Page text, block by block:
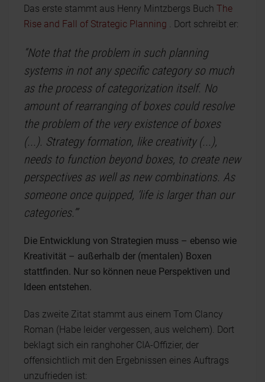
Das erste stammt aus Henry Mintzbergs Buch The
Rise and Fall of Strategic Planning . Dort schreibt er:
“Note that the problem in such planning
systems in not any specific category so much
as the process of categorization itself. No
amount of rearranging of boxes could resolve
the problem of the very existence of boxes
(...). Strategy formation, like creativity (...),
needs to function beyond boxes, to create new
perspectives as well as new combinations. As
someone once quipped, ‘life is larger than our
categories.’”
Die Entwicklung von Strategien muss – ebenso wie
Kreativität – außerhalb der (mentalen) Boxen
stattfinden. Nur so können neue Perspektiven und
Ideen entstehen.
Das zweite Zitat stammt aus einem Tom Clancy
Roman (Habe leider vergessen, aus welchem). Dort
beklagt sich ein ranghoher CIA-Offizier, der
offensichtlich mit den Ergebnissen eines Auftrags
unzufrieden ist: